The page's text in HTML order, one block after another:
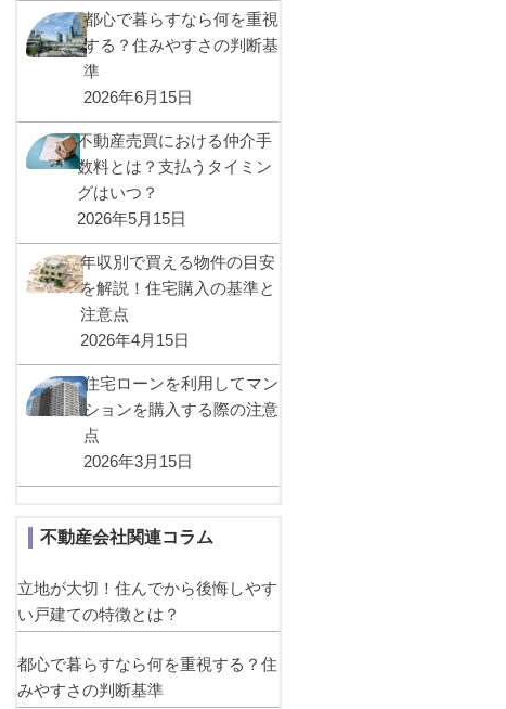
都心で暮らすなら何を重視
する？住みやすさの判断基
準
2026年6月15日
不動産売買における仲介手
数料とは？支払うタイミン
グはいつ？
2026年5月15日
年収別で買える物件の目安
を解説！住宅購入の基準と
注意点
2026年4月15日
住宅ローンを利用してマン
ションを購入する際の注意
点
2026年3月15日
不動産会社関連コラム
立地が大切！住んでから後悔しやす
い戸建ての特徴とは？
都心で暮らすなら何を重視する？住
みやすさの判断基準